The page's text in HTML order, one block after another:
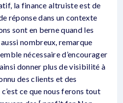
la finance altruiste est de
réponse dans un contexte
sont en berne quand les
nombreux, remarque
nécessaire d’encourager
donner plus de visibilité à
des clients et des
ce que nous ferons tout